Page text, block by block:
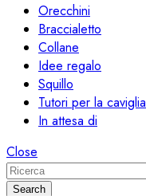
Orecchini
Braccialetto
Collane
Idee regalo
Squillo
Tutori per la caviglia
In attesa di
Close
Search